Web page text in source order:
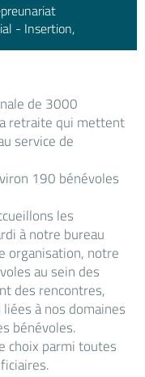
- Insertion,
de 3000
retraite qui mettent
service de
190 bénévoles
les
à notre bureau
organisation, notre
au sein des
des rencontres,
à nos domaines
bénévoles.
choix parmi toutes